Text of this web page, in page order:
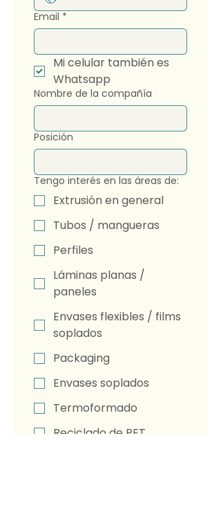
Email *
Mi celular también es
Whatsapp
Nombre de la compañía
Posición
Tengo interés en las áreas de:
Extrusión en general
Tubos / mangueras
Perfiles
Láminas planas /
paneles
Envases flexibles / films
soplados
Packaging
Envases soplados
Termoformado
Reciclado de PET